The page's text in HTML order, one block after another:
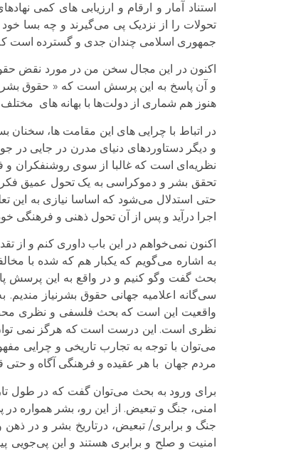
استناد آمار و ارقام و ارزیابی های کمی
تحولات را از نزدیک پی می‌گیرند و چه بسا
جمهوری اسلامی چندان جدی و گسترده است
اکنون در این مجال سخن من در مورد نقض
و آن پاسخ به این پرسش است که « حقوق بشر
هنوز هم شماری از دولت‌ها با بهانه های
در اتباط با چرایی های این مقامت ها،
و دیگر دستاوردهای دنیای مدرن در جایی در
نظریه‌ای است که غالبا از سوی روشنفکران و
تحقق بشر و دموکراسی به یک تحول عمیق
حتی استدلال می‌شود که اساسا نیازی به این
اجرا درآید و پس از آن تحول ذهنی و فرهنگی
اکنون نمی‌خواهم در این باب داوری کنم و از
به اشاره می‌گویم که یکبار هم که شده با
بحث گفت وگو کنیم و در واقع به این پرسش
سی‌گانه اعلامیه جهانی حقوق بشرنیاز
واقعیت این است که بحث فلسفی و نظری محض
نظری است. این درست است که هرگز نمی توان
مردم جهان با هر عقیده و فرهنگی آگاه و حتی
برای ورود به بحث می‌توان گفت که در طول
امنی، جنگ و تبعیض. از این رو، بشر همواره
جنگ و برابری/ تبعیض، درتاریخ بشر و در
امنیت و صلح و برابری هستند و این پی‌جویی